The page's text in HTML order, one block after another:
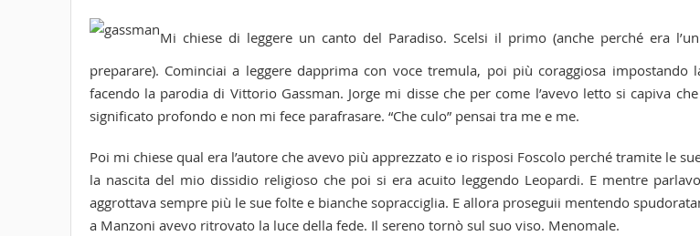
Mi chiese di leggere un canto del Paradiso. Scelsi il primo (anche perché era
preparare). Cominciai a leggere dapprima con voce tremula, poi più coraggiosa impostando
facendo la parodia di Vittorio Gassman. Jorge mi disse che per come l’avevo letto si capiva
significato profondo e non mi fece parafrasare. “Che culo” pensai tra me e me.
Poi mi chiese qual era l’autore che avevo più apprezzato e io risposi Foscolo perché tramite le
la nascita del mio dissidio religioso che poi si era acuito leggendo Leopardi. E mentre
aggrottava sempre più le sue folte e bianche sopracciglia. E allora proseguii mentendo
a Manzoni avevo ritrovato la luce della fede. Il sereno tornò sul suo viso. Menomale.